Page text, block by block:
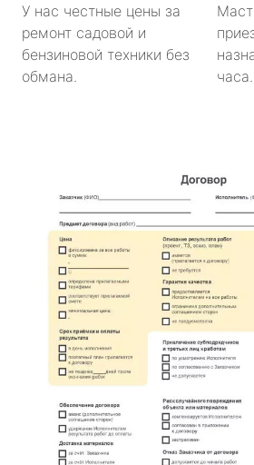
У нас честные цены за
ремонт садовой и
бензиновой техники без
обмана.
часа.